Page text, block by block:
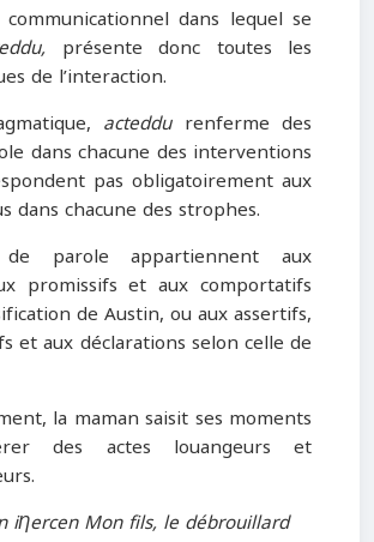
dans lequel se
présente donc toutes les
de l’interaction.
acteddu renferme des
dans chacune des interventions
pas obligatoirement aux
dans chacune des strophes.
parole appartiennent aux
promissifs et aux comportatifs
de Austin, ou aux assertifs,
et aux déclarations selon celle de
la maman saisit ses moments
des actes louangeurs et
iȠercen Mon fils, le débrouillard